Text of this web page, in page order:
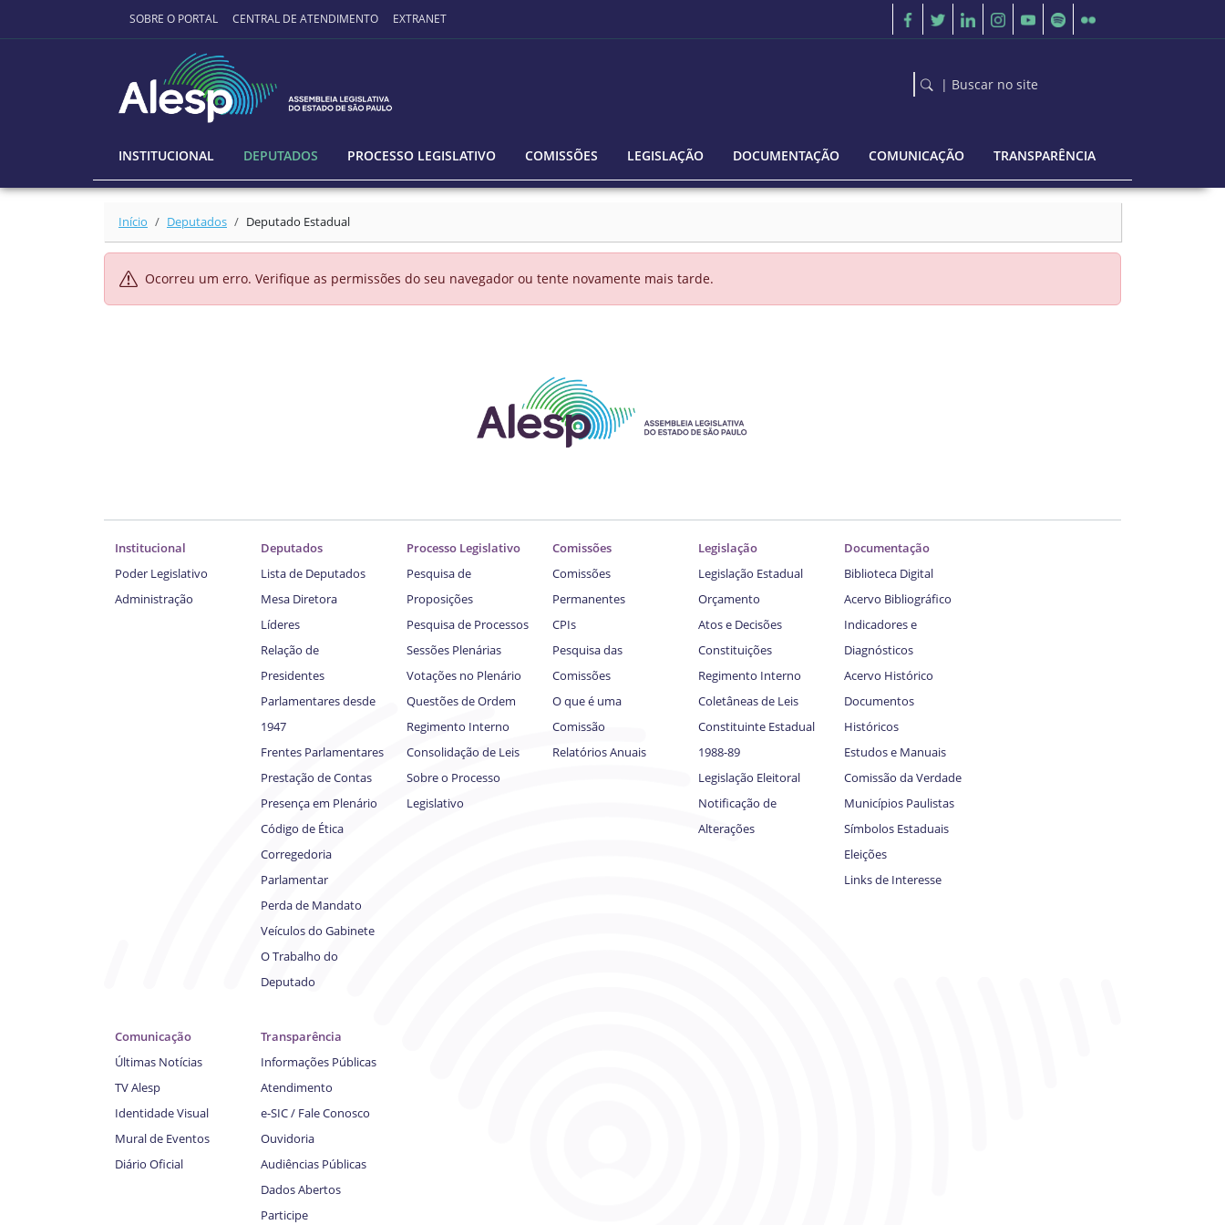
Ir para o conteúdo principal
SOBRE O PORTAL CENTRAL DE ATENDIMENTO EXTRANET
| Buscar no site
INSTITUCIONAL DEPUTADOS PROCESSO LEGISLATIVO COMISSÕES LEGISLAÇÃO DOCUMENTAÇÃO COMUNICAÇÃO TRANSPARÊNCIA
Início Deputados Deputado Estadual
Ocorreu um erro. Verifique as permissões do seu navegador ou tente novamente mais tarde.
Institucional
Poder Legislativo
Administração
Deputados
Lista de Deputados
Mesa Diretora
Líderes
Relação de
Presidentes
Parlamentares desde
1947
Frentes Parlamentares
Prestação de Contas
Presença em Plenário
Código de Ética
Corregedoria
Parlamentar
Perda de Mandato
Veículos do Gabinete
O Trabalho do
Deputado
Processo Legislativo
Pesquisa de
Proposições
Pesquisa de Processos
Sessões Plenárias
Votações no Plenário
Questões de Ordem
Regimento Interno
Consolidação de Leis
Sobre o Processo
Legislativo
Comissões
Comissões
Permanentes
CPIs
Pesquisa das
Comissões
O que é uma
Comissão
Relatórios Anuais
Legislação
Legislação Estadual
Orçamento
Atos e Decisões
Constituições
Regimento Interno
Coletâneas de Leis
Constituinte Estadual
1988-89
Legislação Eleitoral
Notificação de
Alterações
Documentação
Biblioteca Digital
Acervo Bibliográfico
Indicadores e
Diagnósticos
Acervo Histórico
Documentos
Históricos
Estudos e Manuais
Comissão da Verdade
Municípios Paulistas
Símbolos Estaduais
Eleições
Links de Interesse
Comunicação
Últimas Notícias
TV Alesp
Identidade Visual
Mural de Eventos
Diário Oficial
Transparência
Informações Públicas
Atendimento
e-SIC / Fale Conosco
Ouvidoria
Audiências Públicas
Dados Abertos
Participe